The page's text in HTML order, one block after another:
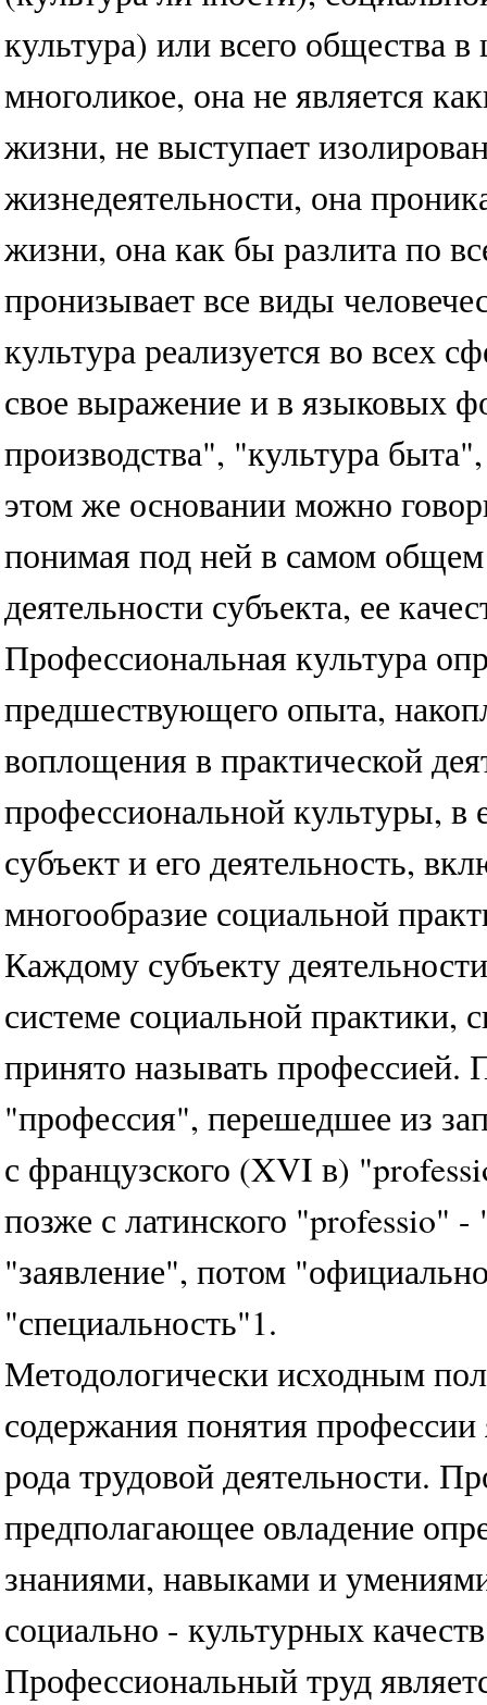
культура) или всего общества
многоликое, она не является
жизни, не выступает
жизнедеятельности, она
жизни, она как бы разлита по
пронизывает все виды
культура реализуется во всех
свое выражение и в языковых
производства", "культура
этом же основании можно
понимая под ней в самом
деятельности субъекта, ее
Профессиональная культура
предшествующего опыта,
воплощения в практической
профессиональной культуры, в
субъект и его деятельность,
многообразие социальной
Каждому субъекту
системе социальной практики,
принято называть профессией.
"профессия", перешедшее из
с французского (XVI в)
позже с латинского "professio"
"заявление", потом
"специальность"1.
Методологически исходным
содержания понятия профессии
рода трудовой деятельности.
предполагающее овладение
знаниями, навыками и
социально - культурных
Профессиональный труд